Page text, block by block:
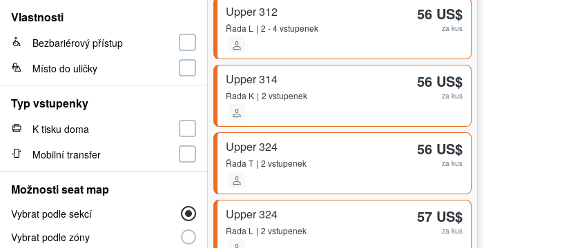
Upper 312
Řada L 2 - 4 vstupenek
56 US$
za kus
Upper 314
Řada K 2 vstupenek
56 US$
za kus
Upper 324
Řada T 2 vstupenek
56 US$
za kus
Upper 324
Řada L 2 vstupenek
57 US$
za kus
Vlastnosti
Bezbariérový přístup
Místo do uličky
Typ vstupenky
K tisku doma
Mobilní transfer
Možnosti seat map
Vybrat podle sekcí
Vybrat podle zóny